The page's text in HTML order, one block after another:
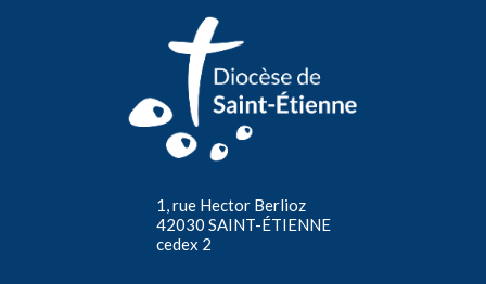
1, rue Hector Berlioz
42030 SAINT-ÉTIENNE
cedex 2